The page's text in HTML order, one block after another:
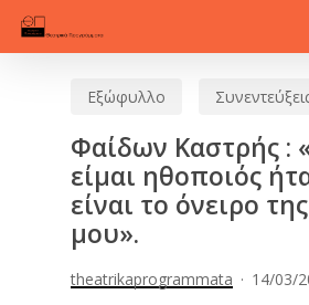
Skip
Εξώφυλλο
Φαίδων Καστρής :
είμαι ηθοποιός
είναι το όνειρο
μου».
theatrikaprogrammata 14/03/